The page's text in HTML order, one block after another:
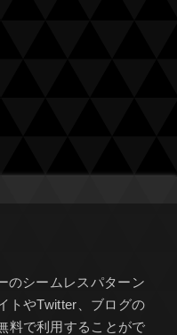
シームレスパターン
トやTwitter、ブログの
料で利用することがで